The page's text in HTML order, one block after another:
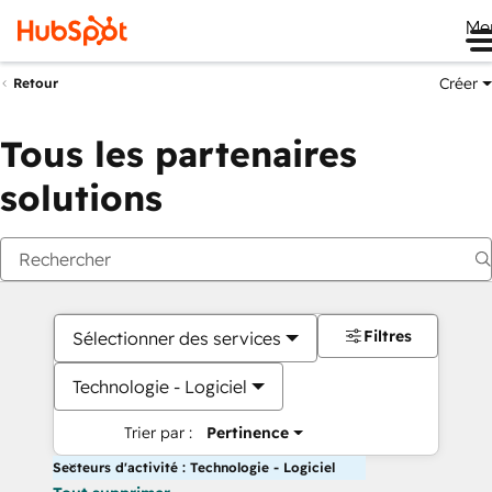
Retour Créer
Tous les partenaires
solutions
Sélectionner des services
Technologie - Logiciel
Trier par : Pertinence
Filtres
Secteurs d'activité : Technologie - Logiciel